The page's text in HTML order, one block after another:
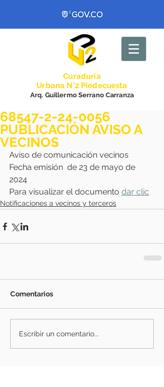
Curaduría
Urbana N°2 Piedecuesta
Arq. Guillermo Serrano Carranza
68547-2-24-0056
PUBLICACIÓN AVISO A
VECINOS
Aviso de comunicación vecinos
Fecha emisión  de 23 de mayo de
2024
Para visualizar el documento dar clic
Notificaciones a vecinos y terceros
Comentarios
Escribir un comentario...